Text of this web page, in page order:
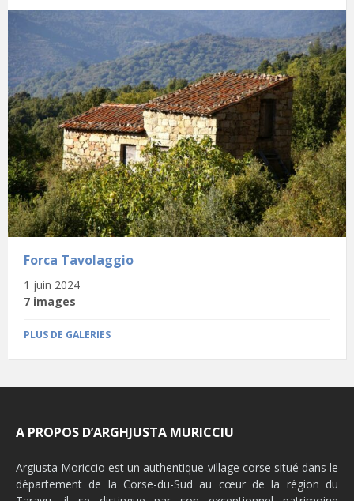
Forca Tavolaggio
1 juin 2024
7 images
PLUS DE GALERIES
A PROPOS D’ARGHJUSTA MURICCIU
Argiusta Moriccio est un authentique village corse situé dans le
département de la Corse-du-Sud au cœur de la région du